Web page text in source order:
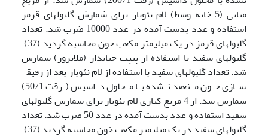
میانی (5 خانه وسط) لام نئوبار برای شمارش گلبول­های قرمز
استفاده و عدد بدست آمده در عدد 10000 ضرب شد. تعداد
گلبول­های قرمز در یک میلی­متر مکعب خون محاسبه گردید (37).
گلبول­های سفید با استفاده از پیپت­ حبابدار (ملانژور) شمارش
شد. تعداد گلبول­های سفید با استفاده از لام نئوبار بعد از رقیق­
سازی خون منعقد نشده با محلول داسیس (رقت 50/1)
شمارش شد. از 4 مربع کناری لام نئوبار برای شمارش گلبول­های
­سفید استفاده و عدد بدست آمده در عدد 50 ضرب شد. تعداد
گلبول­های سفید در یک میلی­متر مکعب خون محاسبه گردید (37).